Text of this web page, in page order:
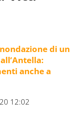
di un
anche a
12:02